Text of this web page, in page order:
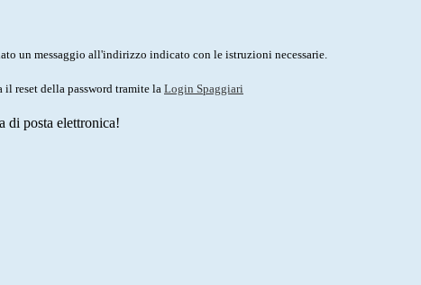
un messaggio all'indirizzo indicato con le istruzioni necessarie.
il reset della password tramite la Login Spaggiari
di posta elettronica!